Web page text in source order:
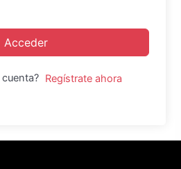
Acceder
Regístrate ahora